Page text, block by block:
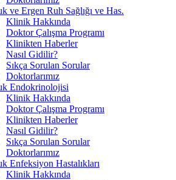
ve Ergen Ruh Sağlığı ve Has.
Klinik Hakkında
Doktor Çalışma Programı
Klinikten Haberler
Nasıl Gidilir?
Sıkça Sorulan Sorular
Doktorlarımız
Endokrinolojisi
Klinik Hakkında
Doktor Çalışma Programı
Klinikten Haberler
Nasıl Gidilir?
Sıkça Sorulan Sorular
Doktorlarımız
Enfeksiyon Hastalıkları
Klinik Hakkında